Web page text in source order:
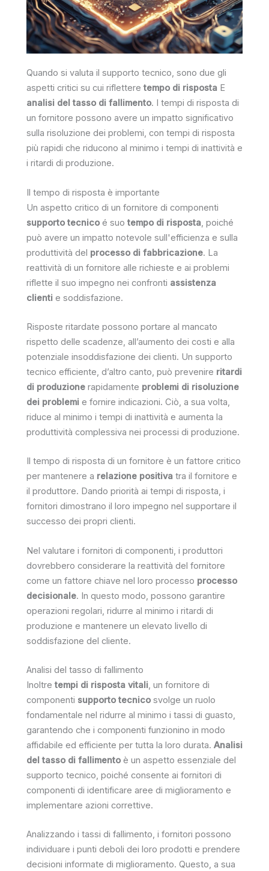
Quando si valuta il supporto tecnico, sono due gli
aspetti critici su cui riflettere tempo di risposta E
analisi del tasso di fallimento. I tempi di risposta di
un fornitore possono avere un impatto significativo
sulla risoluzione dei problemi, con tempi di risposta
più rapidi che riducono al minimo i tempi di inattività e
i ritardi di produzione.
Il tempo di risposta è importante
Un aspetto critico di un fornitore di componenti
supporto tecnico é suo tempo di risposta, poiché
può avere un impatto notevole sull'efficienza e sulla
produttività del processo di fabbricazione. La
reattività di un fornitore alle richieste e ai problemi
riflette il suo impegno nei confronti assistenza
clienti e soddisfazione.
Risposte ritardate possono portare al mancato
rispetto delle scadenze, all’aumento dei costi e alla
potenziale insoddisfazione dei clienti. Un supporto
tecnico efficiente, d’altro canto, può prevenire ritardi
di produzione rapidamente problemi di risoluzione
dei problemi e fornire indicazioni. Ciò, a sua volta,
riduce al minimo i tempi di inattività e aumenta la
produttività complessiva nei processi di produzione.
Il tempo di risposta di un fornitore è un fattore critico
per mantenere a relazione positiva tra il fornitore e
il produttore. Dando priorità ai tempi di risposta, i
fornitori dimostrano il loro impegno nel supportare il
successo dei propri clienti.
Nel valutare i fornitori di componenti, i produttori
dovrebbero considerare la reattività del fornitore
come un fattore chiave nel loro processo processo
decisionale. In questo modo, possono garantire
operazioni regolari, ridurre al minimo i ritardi di
produzione e mantenere un elevato livello di
soddisfazione del cliente.
Analisi del tasso di fallimento
Inoltre tempi di risposta vitali, un fornitore di
componenti supporto tecnico svolge un ruolo
fondamentale nel ridurre al minimo i tassi di guasto,
garantendo che i componenti funzionino in modo
affidabile ed efficiente per tutta la loro durata. Analisi
del tasso di fallimento è un aspetto essenziale del
supporto tecnico, poiché consente ai fornitori di
componenti di identificare aree di miglioramento e
implementare azioni correttive.
Analizzando i tassi di fallimento, i fornitori possono
individuare i punti deboli dei loro prodotti e prendere
decisioni informate di miglioramento. Questo, a sua